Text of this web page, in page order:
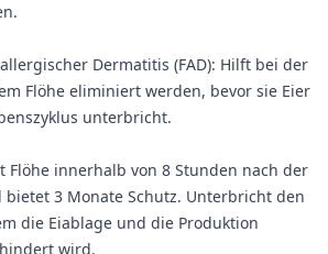
Dermatitis (FAD): Hilft bei der
Flöhe eliminiert werden, bevor sie Eier
unterbricht.
Flöhe innerhalb von 8 Stunden nach der
3 Monate Schutz. Unterbricht den
die Eiablage und die Produktion
wird.